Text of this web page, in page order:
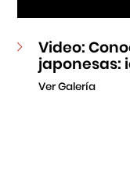
Video:
japonesas:
Ver Galería